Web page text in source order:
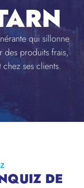
qui sillonne
des produits frais,
ses clients.
DE